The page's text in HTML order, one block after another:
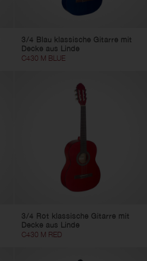
3/4 Blau klassische Gitarre mit
Decke aus Linde
C430 M BLUE
3/4 Rot klassische Gitarre mit
Decke aus Linde
C430 M RED